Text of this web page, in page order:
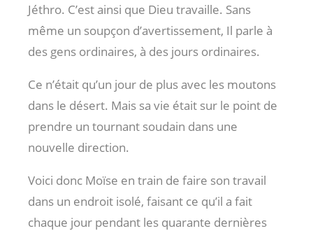
Jéthro. C’est ainsi que Dieu travaille. Sans
même un soupçon d’avertissement, Il parle à
des gens ordinaires, à des jours ordinaires.
Ce n’était qu’un jour de plus avec les moutons
dans le désert. Mais sa vie était sur le point de
prendre un tournant soudain dans une
nouvelle direction.
Voici donc Moïse en train de faire son travail
dans un endroit isolé, faisant ce qu’il a fait
chaque jour pendant les quarante dernières